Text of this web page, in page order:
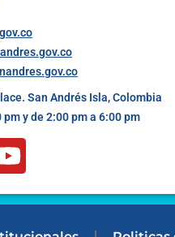
San Andrés Isla, Colombia
y de 2:00 pm a 6:00 pm